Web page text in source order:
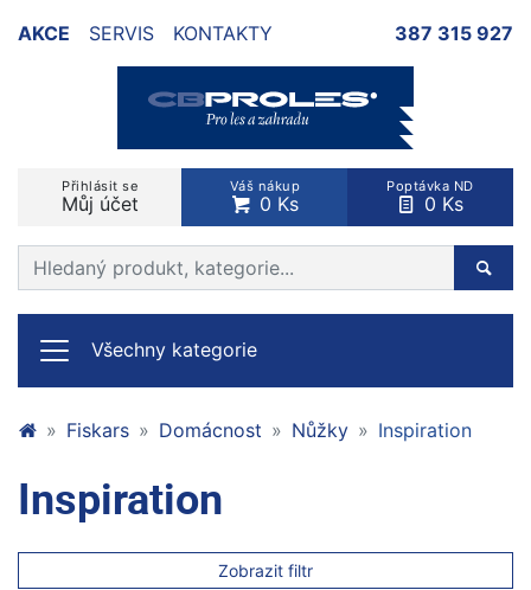
AKCE SERVIS KONTAKTY 387 315 927
Přihlásit se
Můj účet
Váš nákup
0 Ks
Poptávka ND
0 Ks
Prohledat web
Všechny kategorie
Fiskars Domácnost Nůžky Inspiration
Inspiration
Zobrazit filtr